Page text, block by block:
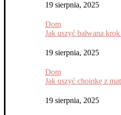
19 sierpnia, 2025
Dom
Jak uszyć bałwana
19 sierpnia, 2025
Dom
Jak uszyć choinkę z
19 sierpnia, 2025